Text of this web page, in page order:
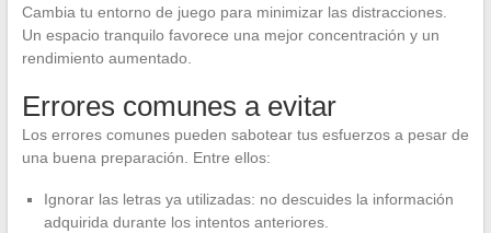
Cambia tu entorno de juego para minimizar las distracciones.
Un espacio tranquilo favorece una mejor concentración y un
rendimiento aumentado.
Errores comunes a evitar
Los errores comunes pueden sabotear tus esfuerzos a pesar de
una buena preparación. Entre ellos:
Ignorar las letras ya utilizadas: no descuides la información
adquirida durante los intentos anteriores.